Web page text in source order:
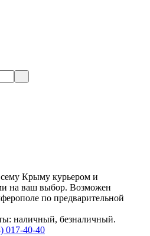
Крыму курьером и
на ваш выбор. Возможен
по предварительной
наличный, безналичный.
017-40-40